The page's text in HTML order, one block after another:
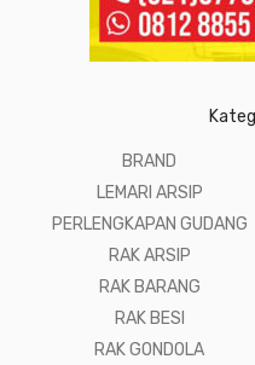
BRAND
LEMARI ARSIP
PERLENGKAPAN GUDANG
RAK ARSIP
RAK BARANG
RAK BESI
RAK GONDOLA